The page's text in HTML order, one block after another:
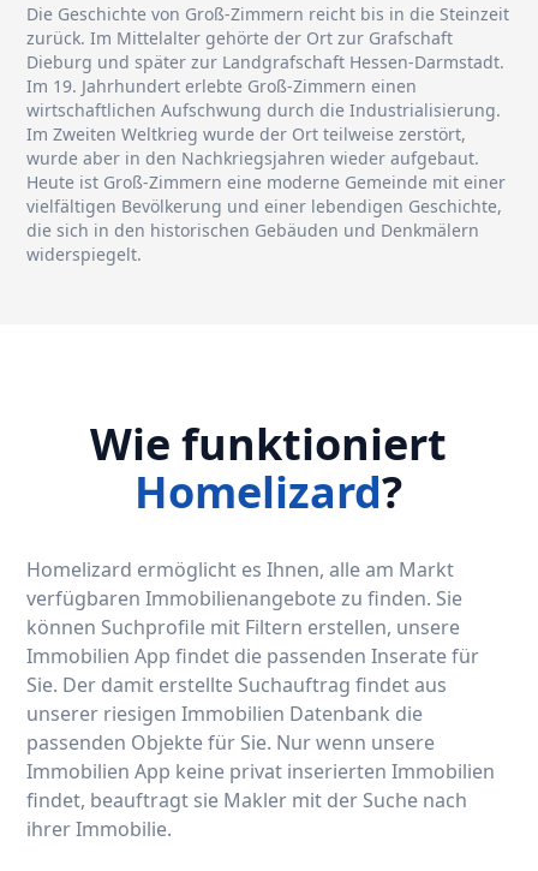
Die Geschichte von Groß-Zimmern reicht bis in die Steinzeit
zurück. Im Mittelalter gehörte der Ort zur Grafschaft
Dieburg und später zur Landgrafschaft Hessen-Darmstadt.
Im 19. Jahrhundert erlebte Groß-Zimmern einen
wirtschaftlichen Aufschwung durch die Industrialisierung.
Im Zweiten Weltkrieg wurde der Ort teilweise zerstört,
wurde aber in den Nachkriegsjahren wieder aufgebaut.
Heute ist Groß-Zimmern eine moderne Gemeinde mit einer
vielfältigen Bevölkerung und einer lebendigen Geschichte,
die sich in den historischen Gebäuden und Denkmälern
widerspiegelt.
Wie funktioniert
Homelizard?
Homelizard ermöglicht es Ihnen, alle am Markt
verfügbaren Immobilienangebote zu finden. Sie
können Suchprofile mit Filtern erstellen, unsere
Immobilien App findet die passenden Inserate für
Sie. Der damit erstellte Suchauftrag findet aus
unserer riesigen Immobilien Datenbank die
passenden Objekte für Sie. Nur wenn unsere
Immobilien App keine privat inserierten Immobilien
findet, beauftragt sie Makler mit der Suche nach
ihrer Immobilie.